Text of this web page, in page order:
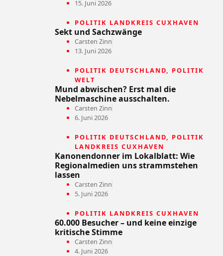
15. Juni 2026
POLITIK LANDKREIS CUXHAVEN
Sekt und Sachzwänge
Carsten Zinn
13. Juni 2026
POLITIK DEUTSCHLAND, POLITIK
WELT
Mund abwischen? Erst mal die
Nebelmaschine ausschalten.
Carsten Zinn
6. Juni 2026
POLITIK DEUTSCHLAND, POLITIK
LANDKREIS CUXHAVEN
Kanonendonner im Lokalblatt: Wie
Regionalmedien uns strammstehen
lassen
Carsten Zinn
5. Juni 2026
POLITIK LANDKREIS CUXHAVEN
60.000 Besucher – und keine einzige
kritische Stimme
Carsten Zinn
4. Juni 2026